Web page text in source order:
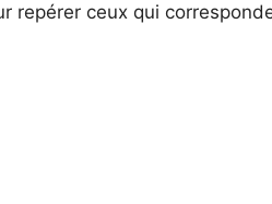
repérer ceux qui